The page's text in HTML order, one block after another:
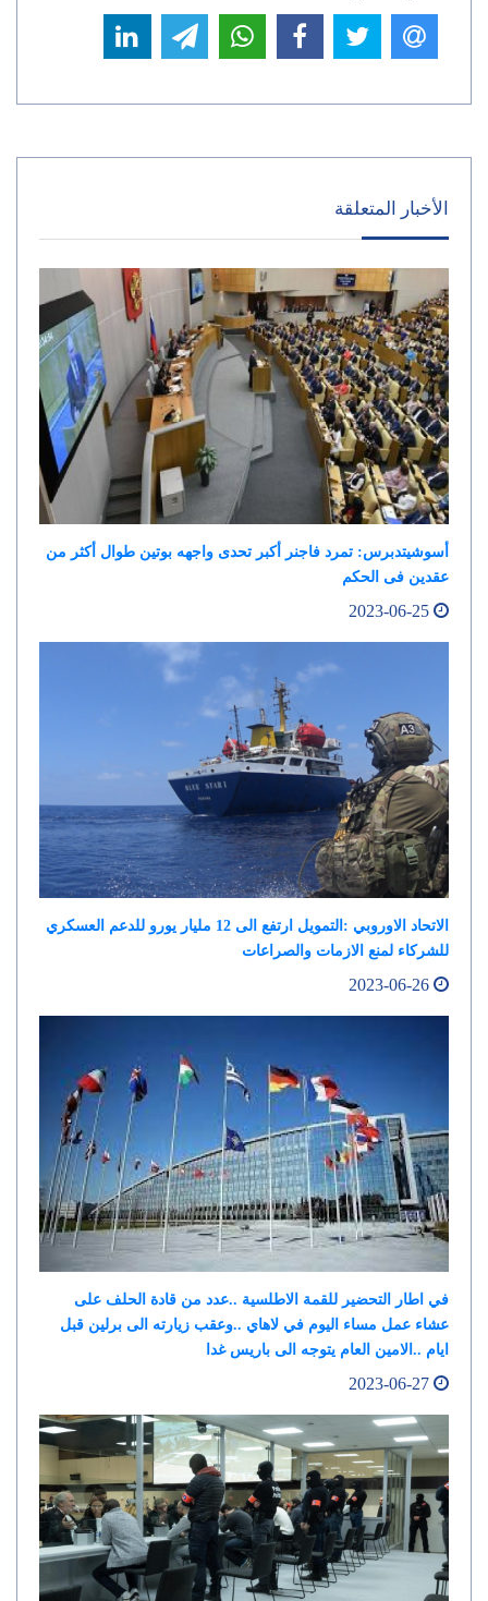
الأخبار المتعلقة
أسوشيتدبرس: تمرد فاجنر أكبر تحدى واجهه بوتين طوال أكثر من
عقدين فى الحكم
الاتحاد الاوروبي :التمويل ارتفع الى 12 مليار يورو للدعم العسكري
للشركاء لمنع الازمات والصراعات
في اطار التحضير للقمة الاطلسية ..عدد من قادة الحلف على
عشاء عمل مساء اليوم في لاهاي ..وعقب زيارته الى برلين قبل
ايام ..الامين العام يتوجه الى باريس غدا